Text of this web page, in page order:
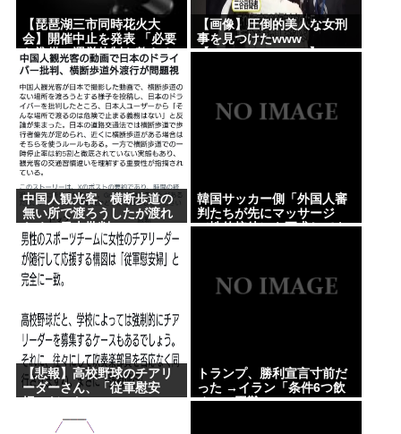
【三峡ダム】全力放水で下流パニック！世界最大級
ダムの光と影
【悲報】高市さん、被爆者代表を睨み付けてしまい
バチクソ炎上し始めるw w w w w w w w w w
【悲報】イオンのカップヌードル詰め放題（1500
円）、7個しか入らなかったwww
愛知県最強のスーパー、満場一致で決まる
マチアプ女と会ってきたんやが職業詐称して病気も
隠してたんやが
【映画動員ランキング】「映画ちいかわ」動員1位に
返り咲き！「ミニオンズ」「あの星」「ブルーロッ
Powered by livedoor 相互RSS
【琵琶湖三市同時花火大
会】開催中止を発表 「必要
な準備・運営体制を整える
ことが困難」 22日の開催予
定…3市は関与否定
【画像】圧倒的美人な女刑
事を見つけたwww
【Pickup08082906】
中国人観光客、横断歩道の
無い所で渡ろうしたが渡れ
なくて日本批判
韓国サッカー側「外国人審
判たちが先にマッサージ
（性的接待）を要求してき
【悲報】高校野球のチアリ
ーダーさん、「従軍慰安
トランプ、勝利宣言寸前だ
った →イラン「条件6つ飲
め」で困難にwww